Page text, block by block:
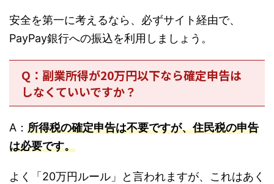
安全を第一に考えるなら、必ずサイト経由で、
PayPay銀行への振込を利用しましょう。
Q：副業所得が20万円以下なら確定申告は
しなくていいですか？
A： 所得税の確定申告は不要ですが、住民税の申告
は必要です。
よく「20万円ルール」と言われますが、これはあく